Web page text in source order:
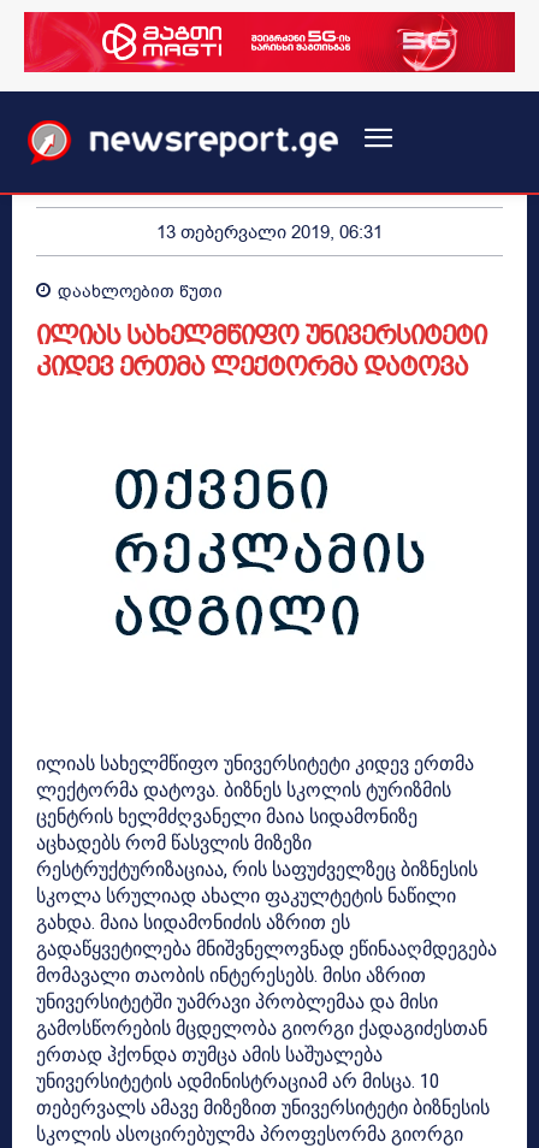
13 თებერვალი 2019, 06:31
დაახლოებით წუთი
ილიას სახელმწიფო უნივერსიტეტი
კიდევ ერთმა ლექტორმა დატოვა
ილიას სახელმწიფო უნივერსიტეტი კიდევ ერთმა
ლექტორმა დატოვა. ბიზნეს სკოლის ტურიზმის
ცენტრის ხელმძღვანელი მაია სიდამონიზე
აცხადებს რომ წასვლის მიზეზი
რესტრუქტურიზაციაა, რის საფუძველზეც ბიზნესის
სკოლა სრულიად ახალი ფაკულტეტის ნაწილი
გახდა. მაია სიდამონიძის აზრით ეს
გადაწყვეტილება მნიშვნელოვნად ეწინააღმდეგება
მომავალი თაობის ინტერესებს. მისი აზრით
უნივერსიტეტში უამრავი პრობლემაა და მისი
გამოსწორების მცდელობა გიორგი ქადაგიძესთან
ერთად ჰქონდა თუმცა ამის საშუალება
უნივერსიტეტის ადმინისტრაციამ არ მისცა. 10
თებერვალს ამავე მიზეზით უნივერსიტეტი ბიზნესის
სკოლის ასოცირებულმა პროფესორმა გიორგი